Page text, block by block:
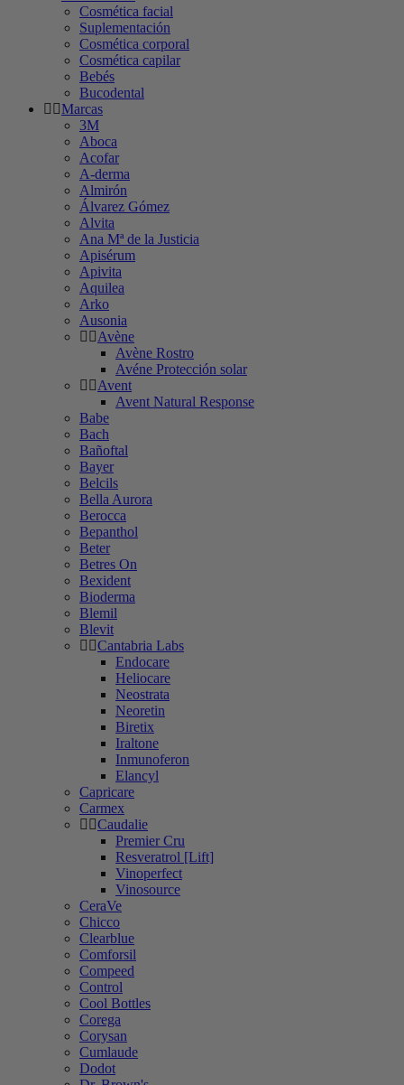
Cosmética facial
Suplementación
Cosmética corporal
Cosmética capilar
Bebés
Bucodental
Marcas
3M
Aboca
Acofar
A-derma
Almirón
Álvarez Gómez
Alvita
Ana Mª de la Justicia
Apisérum
Apivita
Aquilea
Arko
Ausonia
Avène
Avène Rostro
Avéne Protección solar
Avent
Avent Natural Response
Babe
Bach
Bañoftal
Bayer
Belcils
Bella Aurora
Berocca
Bepanthol
Beter
Betres On
Bexident
Bioderma
Blemil
Blevit
Cantabria Labs
Endocare
Heliocare
Neostrata
Neoretin
Biretix
Iraltone
Inmunoferon
Elancyl
Capricare
Carmex
Caudalie
Premier Cru
Resveratrol [Lift]
Vinoperfect
Vinosource
CeraVe
Chicco
Clearblue
Comforsil
Compeed
Control
Cool Bottles
Corega
Corysan
Cumlaude
Dodot